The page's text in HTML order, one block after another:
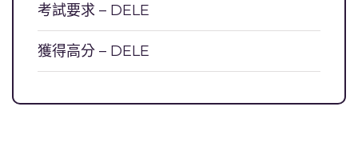
考試要求 – DELE
獲得高分 – DELE